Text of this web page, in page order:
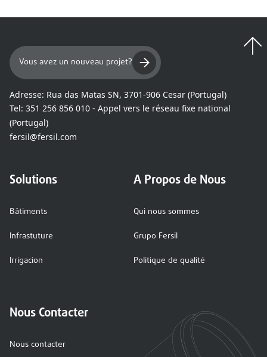
Vous avez un nouveau projet?
Adresse: Rua das Matas SN, 3701-906 Cesar (Portugal)
Tel: 351 256 856 010 - Appel vers le réseau fixe national
(Portugal)
fersil@fersil.com
Solutions
Bâtiments
Infrastuture
Irrigacion
A Propos de Nous
Qui nous sommes
Grupo Fersil
Politique de qualité
Nous Contacter
Nous contacter